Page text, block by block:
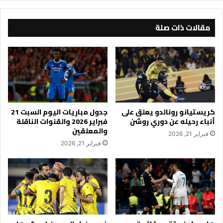
كجم
مقالات ذات صلة
كريستيانو رونالدو يعلق على
أنباء رحيله عن دوري روشن
فبراير 21, 2026
جدول مباريات اليوم السبت 21
فبراير 2026 والقنوات الناقلة
والمعلقين
فبراير 21, 2026